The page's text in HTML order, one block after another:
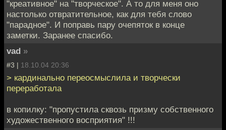
"креативное" на "творческое". А то для меня оно
настолько отвратительное, как для тебя слово
"парадное". И поправь пару очепяток в конце
заметки. Заранее спасибо.
vad »
#3 | 18.10.04 20:36
> кардинально переосмыслила и творчески
переработала
в копилку: "пропустила сквозь призму собственного
художественного восприятия" !!!